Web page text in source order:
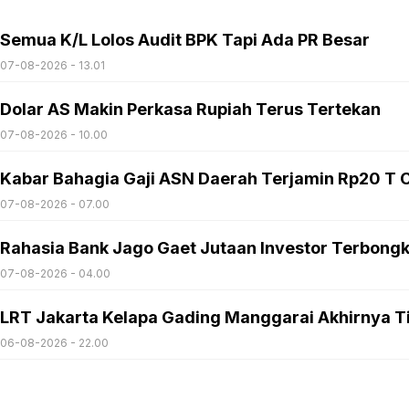
Semua K/L Lolos Audit BPK Tapi Ada PR Besar
07-08-2026 - 13.01
Dolar AS Makin Perkasa Rupiah Terus Tertekan
07-08-2026 - 10.00
Kabar Bahagia Gaji ASN Daerah Terjamin Rp20 T
07-08-2026 - 07.00
Rahasia Bank Jago Gaet Jutaan Investor
07-08-2026 - 04.00
LRT Jakarta Kelapa Gading Manggarai Akhirnya
06-08-2026 - 22.00